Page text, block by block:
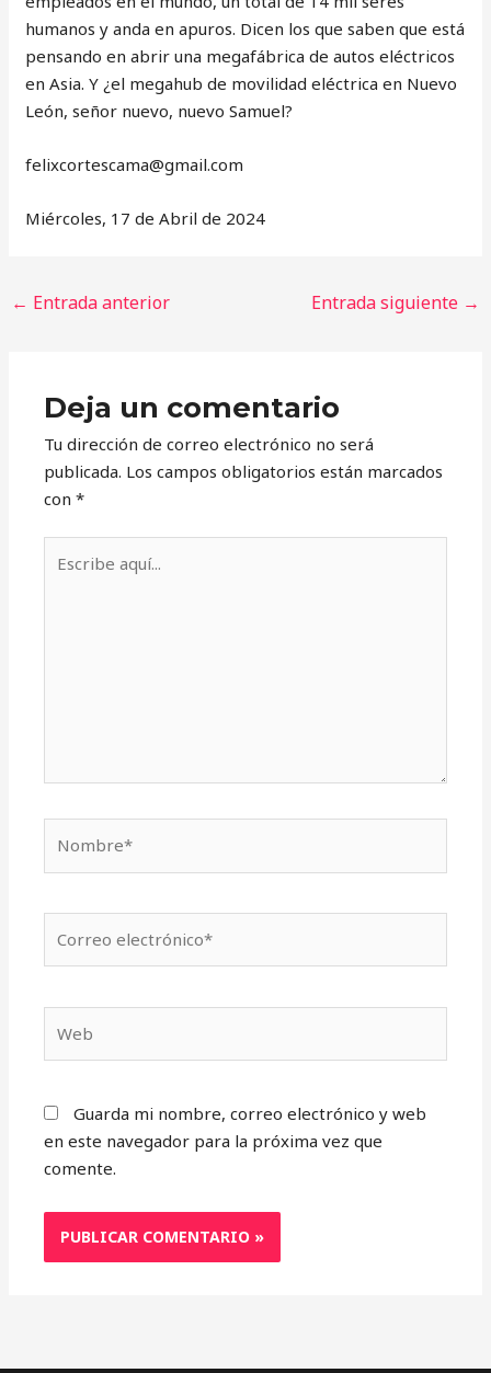
humanos y anda en apuros. Dicen los que saben que está
pensando en abrir una megafábrica de autos eléctricos
en Asia. Y ¿el megahub de movilidad eléctrica en Nuevo
León, señor nuevo, nuevo Samuel?
‎felixcortescama@gmail.com
Miércoles, 17 de Abril de 2024
← Entrada anterior Entrada siguiente →
Deja un comentario
Tu dirección de correo electrónico no será
publicada. Los campos obligatorios están marcados
con*
aquí...
electrónico*
Guarda mi nombre, correo electrónico y web
en este navegador para la próxima vez que
comente.